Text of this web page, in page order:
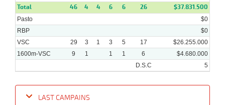
Total 46 4 4 6 6 26 $37.831.500
Pasto
$0
RBP
$0
VSC
29 3 1 3 5 17
$26.255.000
1600m-VSC
9 1 1 1 6
$4.680.000
D.S.C
5
LAST CAMPAINS